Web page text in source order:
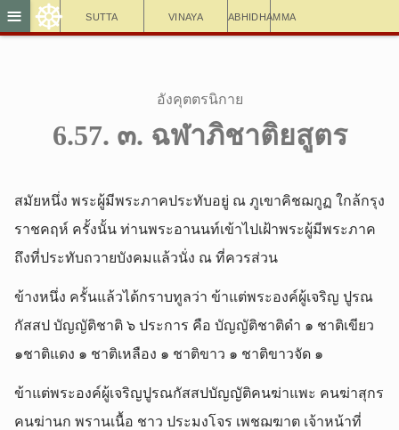
Sutta Vinaya Abhidhamma
≡ ☸
อังคุตตรนิกาย
6.57. ๓. ฉฬาภิชาติยสูตร
สมัยหนึ่ง พระผู้มีพระภาคประทับอยู่ ณ ภูเขาคิชฌกูฏ ใกล้กรุง
ราชคฤห์ ครั้งนั้น ท่านพระอานนท์เข้าไปเฝ้าพระผู้มีพระภาค
ถึงที่ประทับถวายบังคมแล้วนั่ง ณ ที่ควรส่วน
ข้างหนึ่ง ครั้นแล้วได้กราบทูลว่า ข้าแต่พระองค์ผู้เจริญ ปูรณ
กัสสป บัญญัติชาติ ๖ ประการ คือ บัญญัติชาติดำ ๑ ชาติเขียว
๑ชาติแดง ๑ ชาติเหลือง ๑ ชาติขาว ๑ ชาติขาวจัด ๑
ข้าแต่พระองค์ผู้เจริญปูรณกัสสปบัญญัติคนฆ่าแพะ คนฆ่าสุกร
คนฆ่านก พรานเนื้อ ชาว ประมงโจร เพชฌฆาต เจ้าหน้าที่